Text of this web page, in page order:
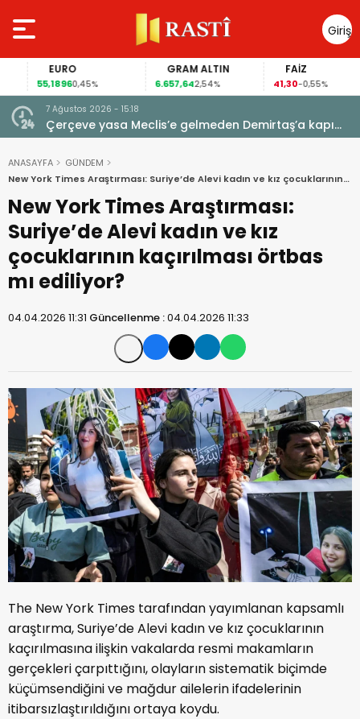
Giriş
Yap
EURO
55,18960,45%
GRAM ALTIN
6.657,642,54%
FAİZ
41,30-0,55%
için
7 Ağustos 2026 - 15:18
Çerçeve yasa Meclis’e gelmeden Demirtaş’a kapı
kapandı: AİHM kararlarının ardından şimdi de siyasi
veto tartışması
ANASAYFA
GÜNDEM
New York Times Araştırması: Suriye’de Alevi kadın ve kız çocuklarının
kaçırılması örtbas mı ediliyor?
New York Times Araştırması:
Suriye’de Alevi kadın ve kız
çocuklarının kaçırılması örtbas
mı ediliyor?
04.04.2026 11:31 Güncellenme :04.04.2026 11:33
The New York Times tarafından yayımlanan kapsamlı
araştırma, Suriye’de Alevi kadın ve kız çocuklarının
kaçırılmasına ilişkin vakalarda resmi makamların
gerçekleri çarpıttığını, olayların sistematik biçimde
küçümsendiğini ve mağdur ailelerin ifadelerinin
itibarsızlaştırıldığını ortaya koydu.